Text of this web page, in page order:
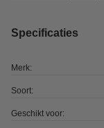
Specificaties
Merk:
Soort:
Geschikt voor: